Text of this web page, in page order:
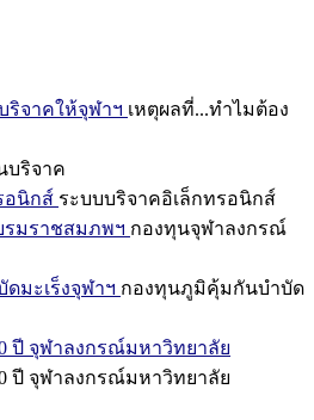
ริจาคให้จุฬาฯ เหตุผลที่...ทำไมต้อง
บริจาค
อนิกส์ ระบบบริจาคอิเล็กทรอนิกส์
มราชสมภพฯ กองทุนจุฬาลงกรณ์
มะเร็งจุฬาฯ กองทุนภูมิคุ้มกันบำบัด
ปี จุฬาลงกรณ์มหาวิทยาลัย
ปี จุฬาลงกรณ์มหาวิทยาลัย